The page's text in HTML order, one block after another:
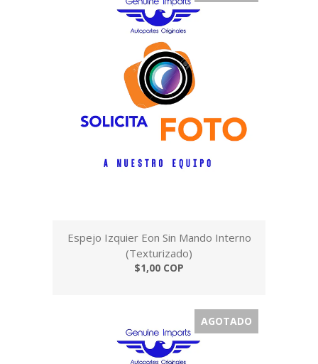
Espejo Izquier Eon Sin Mando Interno
(Texturizado)
$1,00 COP
AGOTADO